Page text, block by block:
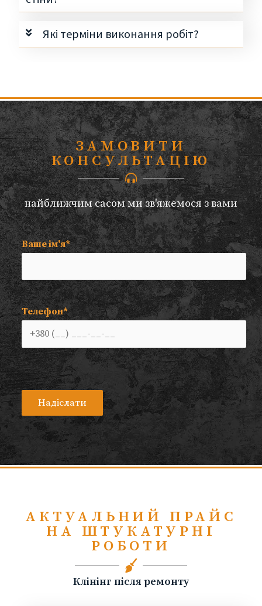
Які терміни виконання робіт?
ЗАМОВИТИ
КОНСУЛЬТАЦІЮ
найближчим сасом ми зв'яжемося з вами
Ваше ім'я*
Телефон*
АКТУАЛЬНИЙ ПРАЙС
НА ШТУКАТУРНІ
РОБОТИ
Клінінг після ремонту